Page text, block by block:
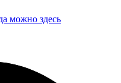
можно здесь